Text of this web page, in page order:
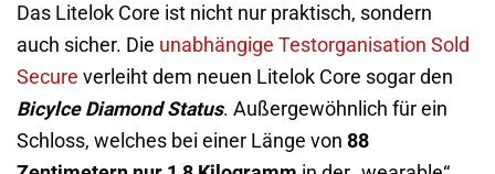
Das Litelok Core ist nicht nur praktisch, sondern
auch sicher. Die unabhängige Testorganisation Sold
Secure verleiht dem neuen Litelok Core sogar den
Bicylce Diamond Status. Außergewöhnlich für ein
Schloss, welches bei einer Länge von 88